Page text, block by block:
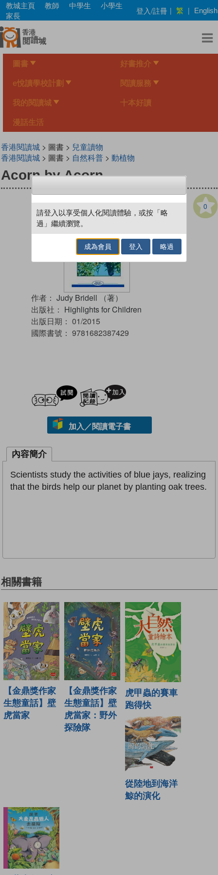
Skip
main
content
教城主頁 教師 中學生
小學生
家長
登入/註冊 | 繁 | English
圖書 好書推介
e悅讀學校計劃 閱讀服務
我的閱讀城 十本好讀
漫話生活
香港閱讀城> 圖書 > 兒童讀物
香港閱讀城> 圖書 > 自然科普> 動植物
Acorn by Acorn
0
作者： Judy Bridell （著）
出版社： Highlights for Children
出版日期： 01/2015
國際書號： 9781682387429
試閲
加入／閱讀電子書
內容簡介
Scientists study the activities of blue jays, realizing
that the birds help our planet by planting oak trees.
相關書籍
【金鼎獎作家
生態童話】壁
虎當家
【金鼎獎作家
生態童話】壁
虎當家：野外
探險隊
虎甲蟲的賽車
跑得快
從陸地到海洋
鯨的演化
請登入以享受個人化閱讀體驗，或按「略
過」繼續瀏覽。
成為會員 登入 略過